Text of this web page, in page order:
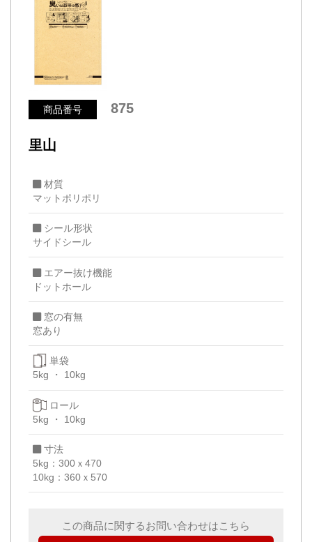
商品番号 875
里山
材質
マットポリポリ
シール形状
サイドシール
エアー抜け機能
ドットホール
窓の有無
窓あり
単袋
5kg
10kg
ロール
5kg
10kg
寸法
5kg：300ｘ470
10kg：360ｘ570
この商品に関するお問い合わせはこちら